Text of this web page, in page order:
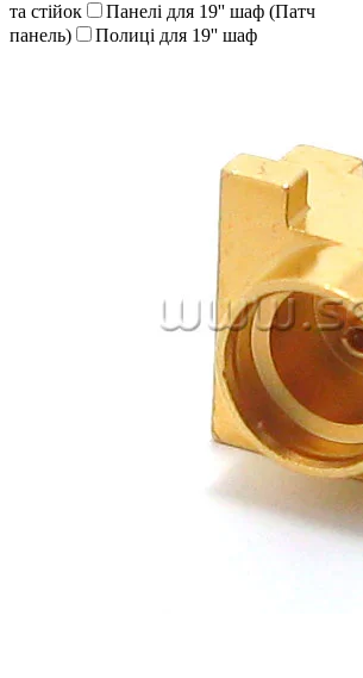
та стійок
Панелі для 19'' шаф (Патч
панель)
Полиці для 19'' шаф